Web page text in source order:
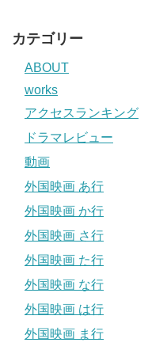
カテゴリー
ABOUT
works
アクセスランキング
ドラマレビュー
動画
外国映画 あ行
外国映画 か行
外国映画 さ行
外国映画 た行
外国映画 な行
外国映画 は行
外国映画 ま行